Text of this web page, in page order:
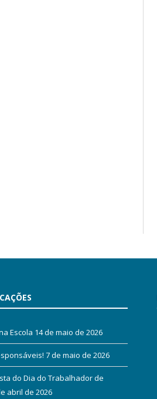
Escola 14 de maio de 2026
7 de maio de 2026
do Dia do Trabalhador de
abril de 2026